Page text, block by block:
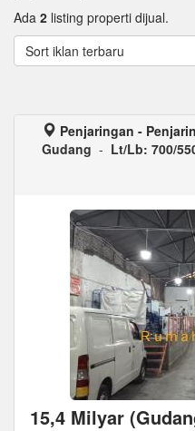
Ada 2 listing properti dijual.
Sort iklan terbaru
Penjaringan -
Gudang - Lt/Lb: 700/
15,4 Milyar